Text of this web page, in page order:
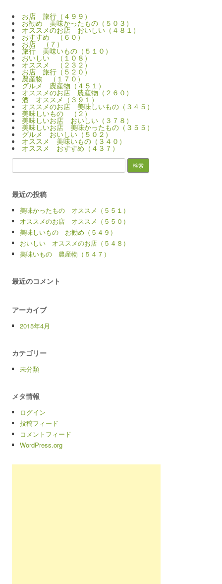
お店 旅行（４９９）
お勧め 美味かったもの（５０３）
オススメのお店 おいしい（４８１）
おすすめ （６０）
お店 （７）
旅行 美味いもの（５１０）
おいしい （１０８）
オススメ （２３２）
お店 旅行（５２０）
農産物 （１７０）
グルメ 農産物（４５１）
オススメのお店 農産物（２６０）
酒 オススメ（３９１）
オススメのお店 美味しいもの（３４５）
美味しいもの （２）
美味しいお店 おいしい（３７８）
美味しいお店 美味かったもの（３５５）
グルメ おいしい（５０２）
オススメ 美味いもの（３４０）
オススメ おすすめ（４３７）
索:
最近の投稿
美味かったもの オススメ（５５１）
オススメのお店 オススメ（５５０）
美味しいもの お勧め（５４９）
おいしい オススメのお店（５４８）
美味いもの 農産物（５４７）
最近のコメント
アーカイブ
2015年4月
カテゴリー
未分類
メタ情報
ログイン
投稿フィード
コメントフィード
WordPress.org